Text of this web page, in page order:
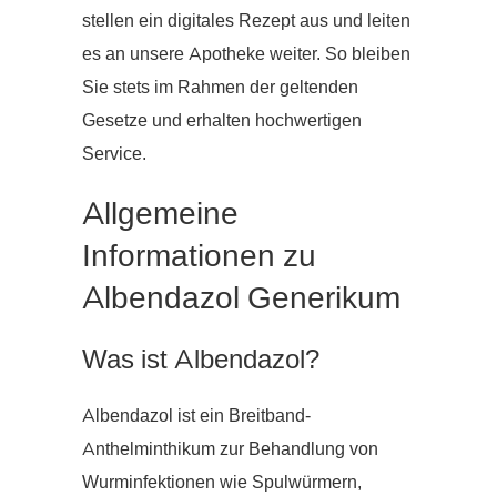
stellen ein digitales Rezept aus und leiten
es an unsere Apotheke weiter. So bleiben
Sie stets im Rahmen der geltenden
Gesetze und erhalten hochwertigen
Service.
Allgemeine
Informationen zu
Albendazol Generikum
Was ist Albendazol?
Albendazol ist ein Breitband-
Anthelminthikum zur Behandlung von
Wurminfektionen wie Spulwürmern,